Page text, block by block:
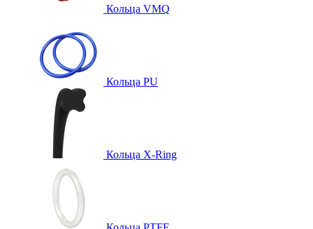
Кольца VMQ
Кольца PU
Кольца X-Ring